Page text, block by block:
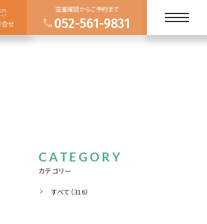
せ
空室確認からご予約まで
052-561-9831
カテゴリー
CATEGORY
すべて（316）